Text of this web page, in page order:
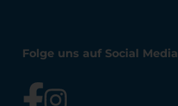
Folge uns auf Social Media